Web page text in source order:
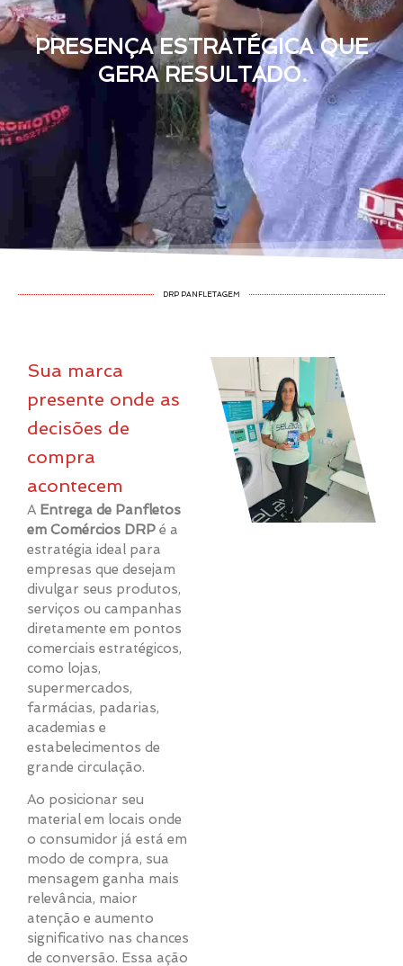
PRESENÇA ESTRATÉGICA QUE
GERA RESULTADO.
DRP PANFLETAGEM
Sua marca
presente onde as
decisões de
compra
acontecem
A Entrega de Panfletos
em Comércios DRP é a
estratégia ideal para
empresas que desejam
divulgar seus produtos,
serviços ou campanhas
diretamente em pontos
comerciais estratégicos,
como lojas,
supermercados,
farmácias, padarias,
academias e
estabelecimentos de
grande circulação.
Ao posicionar seu
material em locais onde
o consumidor já está em
modo de compra, sua
mensagem ganha mais
relevância, maior
atenção e aumento
significativo nas chances
de conversão. Essa ação